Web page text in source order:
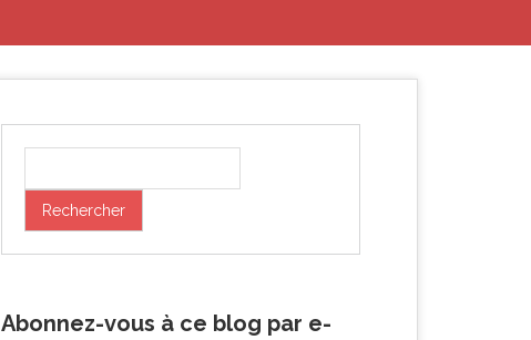
Abonnez-vous à ce blog par e-